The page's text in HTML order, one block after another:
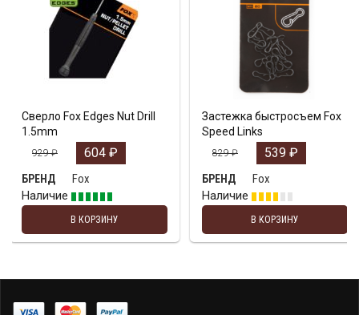
Сверло Fox Edges Nut Drill
1.5mm
929₽ 604 ₽
БРЕНД
Fox
Наличие
В КОРЗИНУ
Застежка быстросъем Fox
Speed Links
829₽ 539 ₽
БРЕНД
Fox
Наличие
В КОРЗИНУ